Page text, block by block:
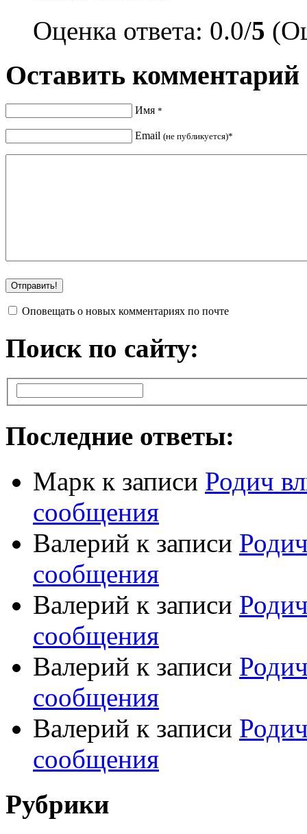
Оценка ответа: 0.0/5
Оставить комментарий
Имя *
Email (не публикуется)*
Оповещать о новых комментариях по почте
Поиск по сайту:
Последние ответы:
Марк к записи Родич
сообщения
Валерий к записи
сообщения
Валерий к записи
сообщения
Валерий к записи
сообщения
Валерий к записи
сообщения
Рубрики